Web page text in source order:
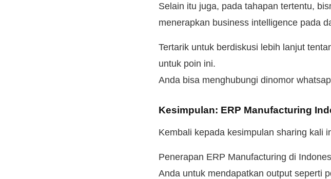
Selain itu juga, pada tahapan tertentu,
menerapkan business intelligence pada
Tertarik untuk berdiskusi lebih lanjut
untuk poin ini.
Anda bisa menghubungi dinomor
Kesimpulan: ERP Manufacturing
Kembali kepada kesimpulan sharing kali
Penerapan ERP Manufacturing di
Anda untuk mendapatkan output seperti